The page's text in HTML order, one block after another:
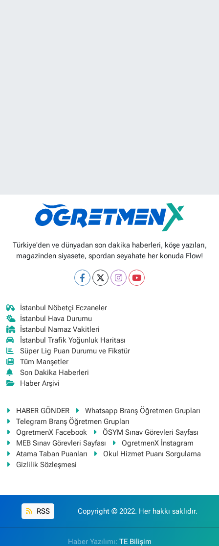
Türkiye'den ve dünyadan son dakika haberleri, köşe yazıları,
magazinden siyasete, spordan seyahate her konuda Flow!
İstanbul Nöbetçi Eczaneler
İstanbul Hava Durumu
İstanbul Namaz Vakitleri
İstanbul Trafik Yoğunluk Haritası
Süper Lig Puan Durumu ve Fikstür
Tüm Manşetler
Son Dakika Haberleri
Haber Arşivi
HABER GÖNDER
Whatsapp Branş Öğretmen Grupları
Telegram Branş Öğretmen Grupları
OgretmenX Facebook
ÖSYM Sınav Görevleri Sayfası
MEB Sınav Görevleri Sayfası
OgretmenX İnstagram
Atama Taban Puanları
Okul Hizmet Puanı Sorgulama
Gizlilik Sözleşmesi
RSS Copyright © 2022. Her hakkı saklıdır.
Haber Yazılımı: TE Bilişim